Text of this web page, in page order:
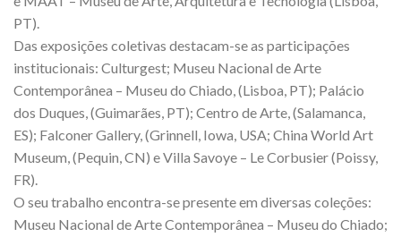
PT).
Das exposições coletivas destacam-se as participações
institucionais: Culturgest; Museu Nacional de Arte
Contemporânea – Museu do Chiado, (Lisboa, PT); Palácio
dos Duques, (Guimarães, PT); Centro de Arte, (Salamanca,
ES); Falconer Gallery, (Grinnell, Iowa, USA; China World Art
Museum, (Pequin, CN) e Villa Savoye – Le Corbusier (Poissy,
FR).
O seu trabalho encontra-se presente em diversas coleções:
Museu Nacional de Arte Contemporânea – Museu do Chiado;